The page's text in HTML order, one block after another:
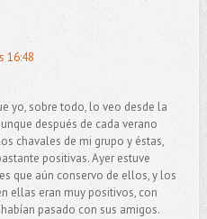
16:48
yo, sobre todo, lo veo desde la
después de cada verano
chavales de mi grupo y éstas,
positivas. Ayer estuve
que aún conservo de ellos, y los
ellas eran muy positivos, con
pasado con sus amigos.